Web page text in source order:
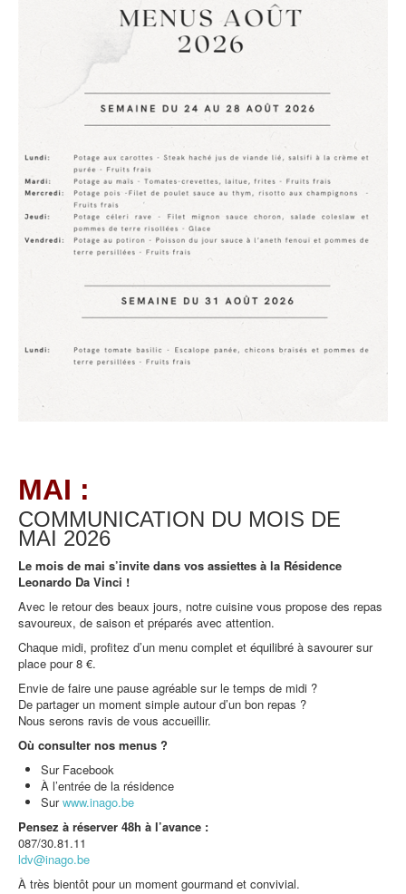
MAI :
COMMUNICATION DU MOIS DE
MAI 2026
Le mois de mai s’invite dans vos assiettes à la Résidence
Leonardo Da Vinci !
Avec le retour des beaux jours, notre cuisine vous propose des repas
savoureux, de saison et préparés avec attention.
Chaque midi, profitez d’un menu complet et équilibré à savourer sur
place pour 8 €.
Envie de faire une pause agréable sur le temps de midi ?
De partager un moment simple autour d’un bon repas ?
Nous serons ravis de vous accueillir.
Où consulter nos menus ?
Sur Facebook
À l’entrée de la résidence
Surwww.inago.be
Pensez à réserver 48h à l’avance :
087/30.81.11
ldv@inago.be
À très bientôt pour un moment gourmand et convivial.